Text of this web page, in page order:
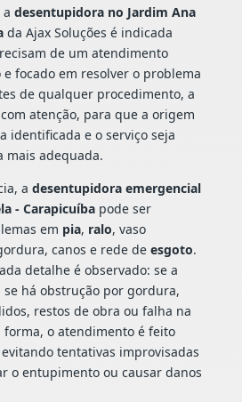
desentupidora no Jardim Ana
da Ajax Soluções é indicada
de um atendimento
focado em resolver o problema
de qualquer procedimento, a
atenção, para que a origem
identificada e o serviço seja
mais adequada.
a desentupidora emergencial
- Carapicuíbapode ser
em pia, ralo, vaso
canos e rede de esgoto.
detalhe é observado: se a
há obstrução por gordura,
restos de obra ou falha na
forma, o atendimento é feito
tentativas improvisadas
o entupimento ou causar danos